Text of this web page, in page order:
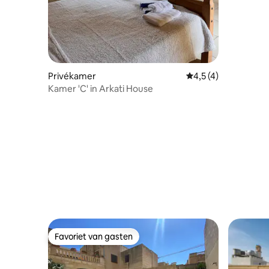
Privékamer Gemiddelde
4,5 (4)
Kamer 'C' in Arkati House
Favoriet van gasten
Favoriet van gasten